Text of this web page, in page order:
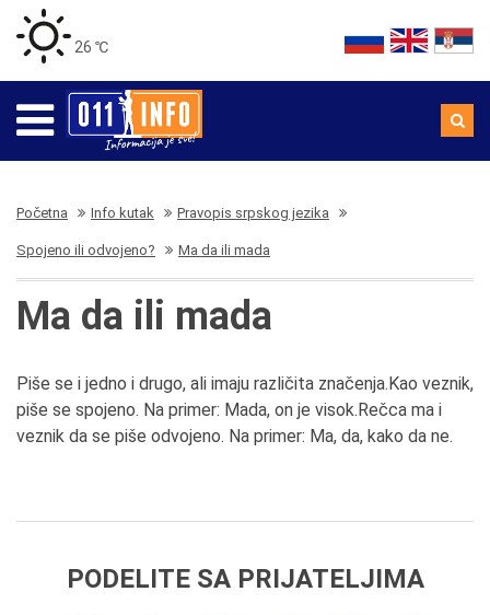
26 ℃
Početna Info kutak Pravopis srpskog jezika
Spojeno ili odvojeno? Ma da ili mada
Ma da ili mada
Piše se i jedno i drugo, ali imaju različita značenja.Kao veznik,
piše se spojeno. Na primer: Mada, on je visok.Rečca ma i
veznik da se piše odvojeno. Na primer: Ma, da, kako da ne.
PODELITE SA PRIJATELJIMA